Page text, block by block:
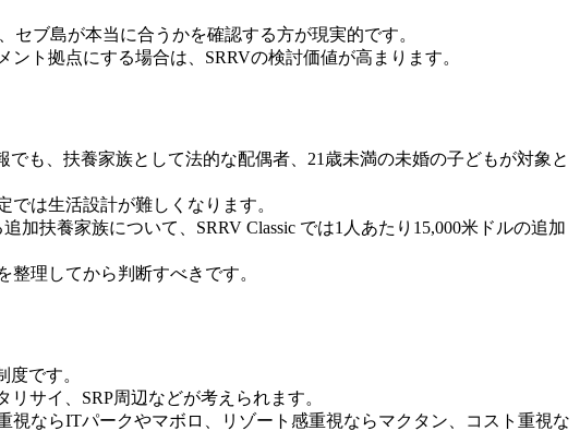
ブ島が本当に合うかを確認する方が現実的です。
ト拠点にする場合は、SRRVの検討価値が高まります。
も、扶養家族として法的な配偶者、21歳未満の未婚の子どもが対象と
は生活設計が難しくなります。
扶養家族について、SRRV Classic では1人あたり15,000米ドルの追加
理してから判断すべきです。
です。
サイ、SRP周辺などが考えられます。
ならITパークやマボロ、リゾート感重視ならマクタン、コスト重視な